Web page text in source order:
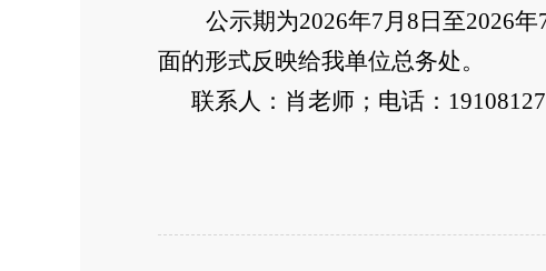
公示期为2026年7月 8 日至2026年
面的形式反映给我单位总务处。
联系人：肖老师； 电话：